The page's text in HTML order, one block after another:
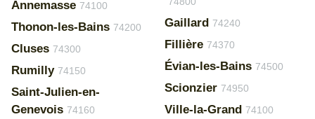
Annemasse 74100
Thonon-les-Bains 74200
Cluses 74300
Rumilly 74150
Saint-Julien-en-
Genevois 74160
Gaillard 74240
Fillière 74370
Évian-les-Bains 74500
Scionzier 74950
Ville-la-Grand 74100